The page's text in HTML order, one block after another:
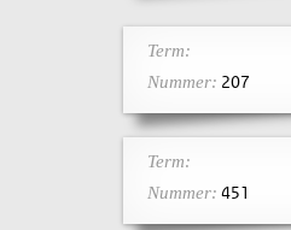
Term:
Nummer: 207
Term:
Nummer: 451